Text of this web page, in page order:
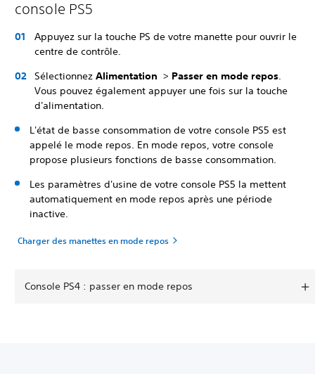
console PS5
Appuyez sur la touche PS de votre manette pour ouvrir le
centre de contrôle.
Sélectionnez Alimentation > Passer en mode repos.
Vous pouvez également appuyer une fois sur la touche
d'alimentation.
L'état de basse consommation de votre console PS5 est
appelé le mode repos. En mode repos, votre console
propose plusieurs fonctions de basse consommation.
Les paramètres d'usine de votre console PS5 la mettent
automatiquement en mode repos après une période
inactive.
Charger des manettes en mode repos
Console PS4 : passer en mode repos